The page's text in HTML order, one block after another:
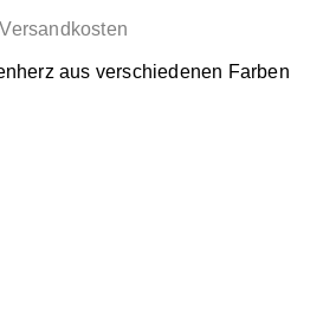
Versandkosten
aus verschiedenen Farben